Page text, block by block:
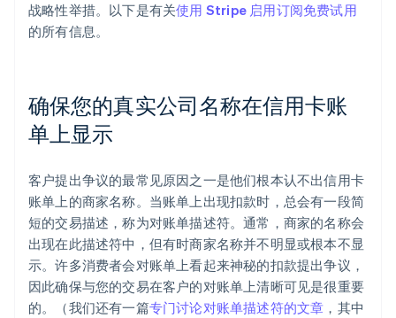
战略性举措。以下是有关使用 Stripe 启用订阅免费试用
的所有信息。
确保您的真实公司名称在信用卡账
单上显示
客户提出争议的最常见原因之一是他们根本认不出信用卡
账单上的商家名称。当账单上出现扣款时，总会有一段简
短的交易描述，称为对账单描述符。通常，商家的名称会
出现在此描述符中，但有时商家名称并不明显或根本不显
示。许多消费者会对账单上看起来神秘的扣款提出争议，
因此确保与您的交易在客户的对账单上清晰可见是很重要
的。（我们还有一篇专门讨论对账单描述符的文章 ，其中
阿联酋
English
爱尔兰
English
爱沙尼亚
English
奥地利
DeutschEnglish